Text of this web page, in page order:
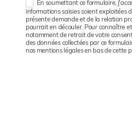
En soumettant ce formulaire,
informations saisies soient exploitées
présente demande et de la relation
pourrait en découler. Pour connaître
notamment de retrait de votre
des données collectées par ce
nos mentions légales en bas de cette